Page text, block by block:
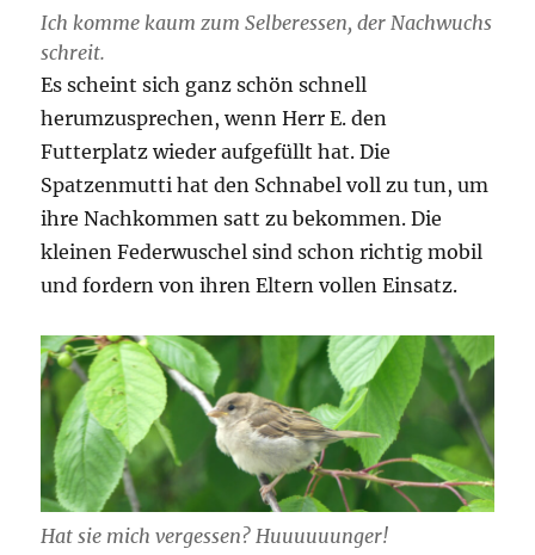
Ich komme kaum zum Selberessen, der Nachwuchs
schreit.
Es scheint sich ganz schön schnell
herumzusprechen, wenn Herr E. den
Futterplatz wieder aufgefüllt hat. Die
Spatzenmutti hat den Schnabel voll zu tun, um
ihre Nachkommen satt zu bekommen. Die
kleinen Federwuschel sind schon richtig mobil
und fordern von ihren Eltern vollen Einsatz.
Hat sie mich vergessen? Huuuuuunger!